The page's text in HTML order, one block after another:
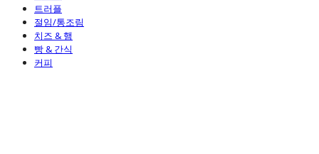
트러플
절임/통조림
치즈 & 햄
빵 & 간식
커피